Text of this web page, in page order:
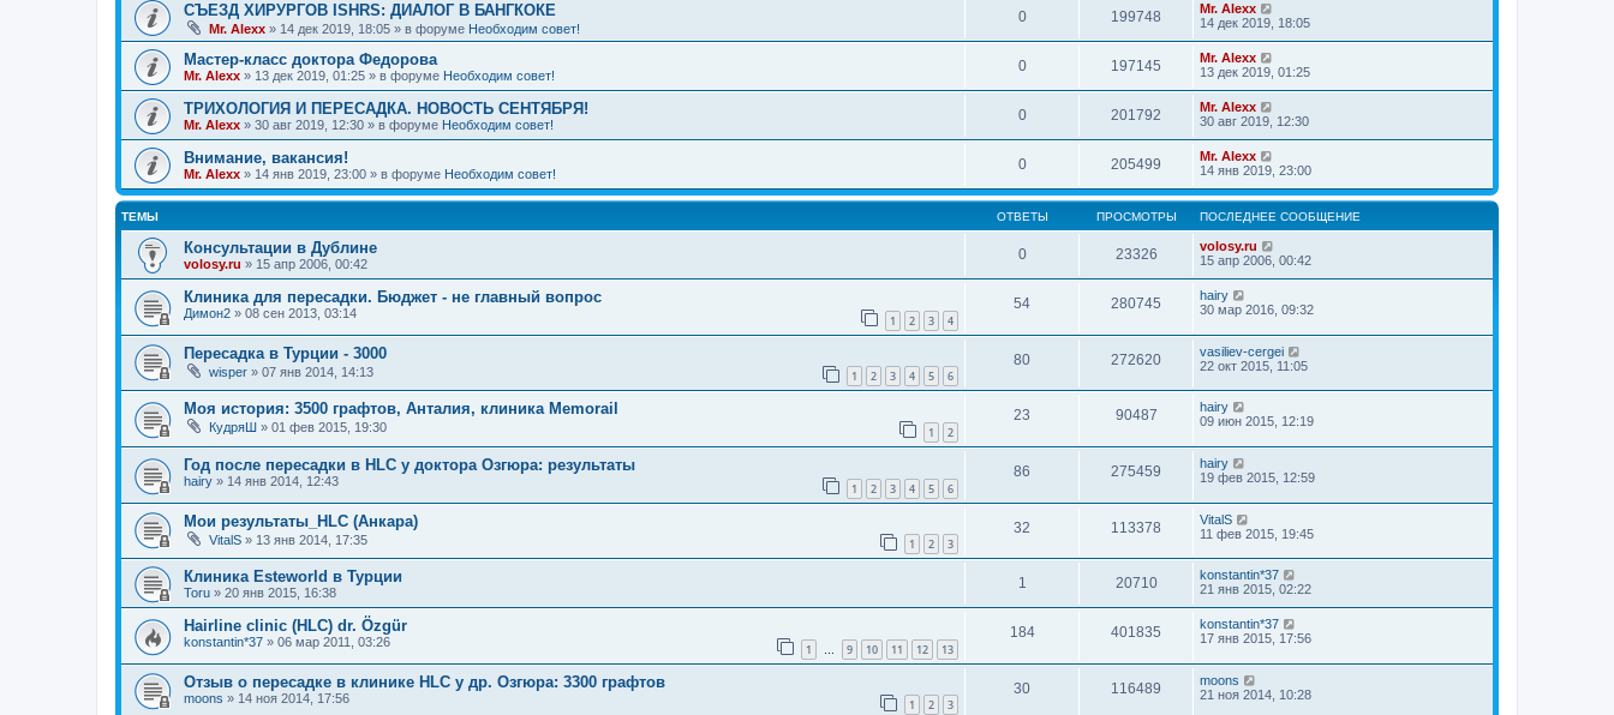
СЪЕЗД ХИРУРГОВ ISHRS: ДИАЛОГ В БАНГКОКЕ
Mr. Alexx » 14 дек 2019, 18:05 » в форуме Необходим совет!
0 199748
Mr. Alexx
14 дек 2019, 18:05
Мастер-класс доктора Федорова
Mr. Alexx » 13 дек 2019, 01:25 » в форуме Необходим совет!
0 197145
Mr. Alexx
13 дек 2019, 01:25
ТРИХОЛОГИЯ И ПЕРЕСАДКА. НОВОСТЬ СЕНТЯБРЯ!
Mr. Alexx » 30 авг 2019, 12:30 » в форуме Необходим совет!
0 201792
Mr. Alexx
30 авг 2019, 12:30
Внимание, вакансия!
Mr. Alexx » 14 янв 2019, 23:00 » в форуме Необходим совет!
0 205499
Mr. Alexx
14 янв 2019, 23:00
ТЕМЫ ОТВЕТЫ ПРОСМОТРЫ ПОСЛЕДНЕЕ СООБЩЕНИЕ
Консультации в Дублине
volosy.ru » 15 апр 2006, 00:42
0 23326
volosy.ru
15 апр 2006, 00:42
Клиника для пересадки. Бюджет - не главный вопрос
Димон2 » 08 сен 2013, 03:14 1 2 3 4
54 280745
hairy
30 мар 2016, 09:32
Пересадка в Турции - 3000
wisper » 07 янв 2014, 14:13 1 2 3 4 5 6
80 272620
vasiliev-cergei
22 окт 2015, 11:05
Моя история: 3500 графтов, Анталия, клиника Memorail
КудряШ » 01 фев 2015, 19:30 1 2
23 90487
hairy
09 июн 2015, 12:19
Год после пересадки в HLC у доктора Озгюра: результаты
hairy » 14 янв 2014, 12:43 1 2 3 4 5 6
86 275459
hairy
19 фев 2015, 12:59
Мои результаты_HLC (Анкара)
VitalS » 13 янв 2014, 17:35 1 2 3
32 113378
VitalS
11 фев 2015, 19:45
Клиника Esteworld в Турции
Toru » 20 янв 2015, 16:38
1 20710
konstantin*37
21 янв 2015, 02:22
Hairline clinic (HLC) dr. Özgür
konstantin*37 » 06 мар 2011, 03:26 1 … 9 10 11 12 13
184 401835
konstantin*37
17 янв 2015, 17:56
Отзыв о пересадке в клинике HLC у др. Озгюра: 3300 графтов
moons » 14 ноя 2014, 17:56 1 2 3
30 116489
moons
21 ноя 2014, 10:28